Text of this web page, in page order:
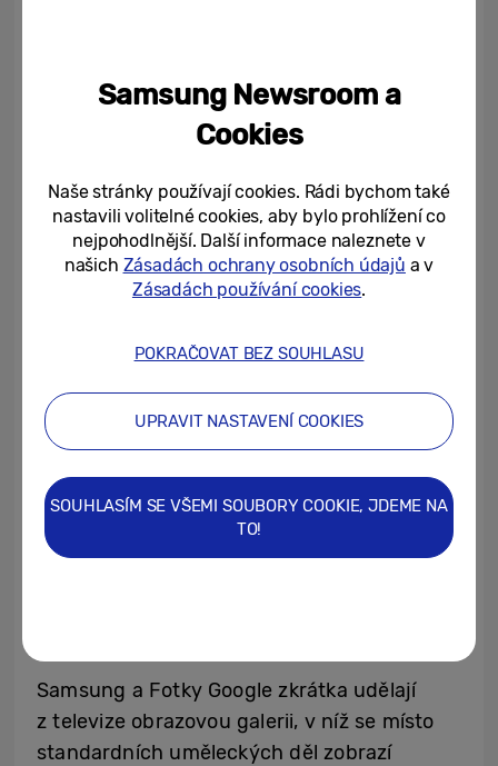
Tvorba s umělou inteligencí (spustí se
později během roku 2026)
Nano Banana, který umělá inteligence
Google DeepMind používá pro vytváření a
úpravu obrázků. Uživatelé rovněž mohou
pomocí funkce Remix měnit styl vizuální
fotografií nebo je díky nástroji Photo to
roku 2026): Fotografie bude možné
uspořádat do prezentací podle tématu –
Samsung a Fotky Google zkrátka udělají
z televize obrazovou galerii, v níž se místo
standardních uměleckých děl zobrazí
Samsung Newsroom a
Cookies
Naše stránky používají cookies. Rádi bychom také
nastavili volitelné cookies, aby bylo prohlížení co
nejpohodlnější. Další informace naleznete v
našich Zásadách ochrany osobních údajů a v
Zásadách používání cookies.
POKRAČOVAT BEZ SOUHLASU
UPRAVIT NASTAVENÍ COOKIES
SOUHLASÍM SE VŠEMI SOUBORY COOKIE, JDEME NA
TO!